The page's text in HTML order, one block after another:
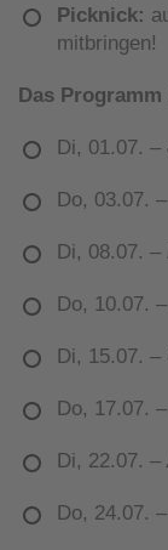
Picknick:
mitbringen!
Das Programm
Di, 01.07. –
Do, 03.07. –
Di, 08.07. –
Do, 10.07. –
Di, 15.07. –
Do, 17.07. –
Di, 22.07. –
Do, 24.07. –